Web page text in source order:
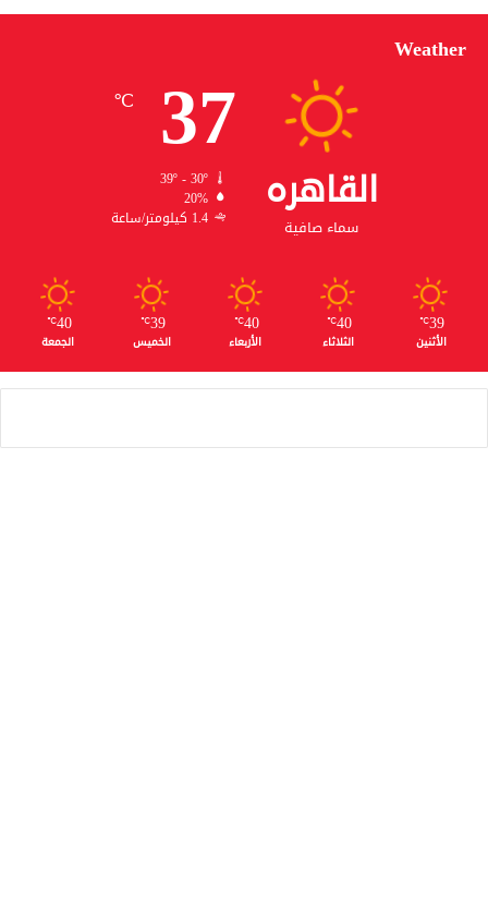
Weather
القاهره
سماء صافية
37
℃
39º - 30º
20%
1.4 كيلومتر/ساعة
39
℃
الأثنين
40
℃
الثلاثاء
40
℃
الأربعاء
39
℃
الخميس
40
℃
الجمعة